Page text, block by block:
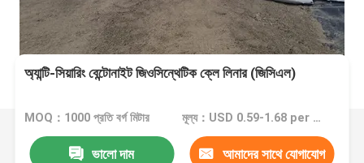
অ্যান্টি-সিয়ারিং বেন্টোনাইট জিওসিন্থেটিক ক্লে লিনার (জিসিএল)
MOQ：1000 প্রতি বর্গ মিটার মূল্য：USD 0.59-1.68 per square meter
ভালো দাম আমাদের সাথে যোগাযোগ